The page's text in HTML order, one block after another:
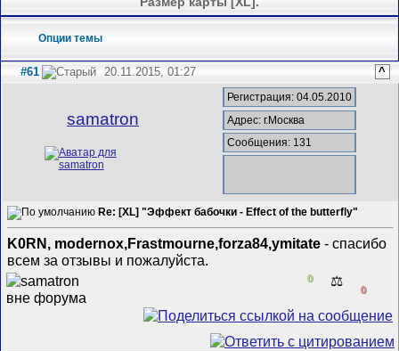
Опции темы
#61 20.11.2015, 01:27 ^
samatron
Регистрация: 04.05.2010
Адрес: г.Москва
Сообщения: 131
Re: [XL] "Эффект бабочки - Effect of the butterfly"
K0RN, modernox,Frastmourne,forza84,ymitate - спасибо
всем за отзывы и пожалуйста.
0 ⚖️
0